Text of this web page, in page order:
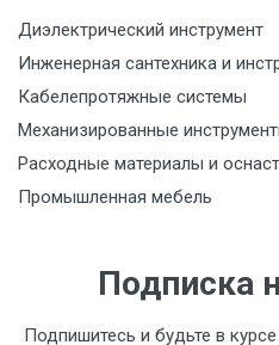
Диэлектрический инструмент
Инженерная сантехника и
Кабелепротяжные системы
Механизированные
Расходные материалы и
Промышленная мебель
Подписка
Подпишитесь и будьте в